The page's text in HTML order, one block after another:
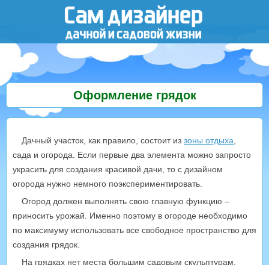
Оформление грядок
Дачный участок, как правило, состоит из зоны отдыха
сада и огорода. Если первые два элемента можно запросто
украсить для создания красивой дачи, то с дизайном
огорода нужно немного поэкспериментировать.
Огород должен выполнять свою главную функцию –
приносить урожай. Именно поэтому в огороде необходимо
по максимуму использовать все свободное пространство для
создания грядок.
На грядках нет места большим садовым скульптурам,